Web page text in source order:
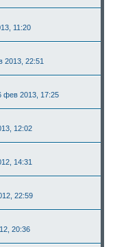
11:20
2013, 22:51
фев 2013, 17:25
12:02
14:31
22:59
20:36